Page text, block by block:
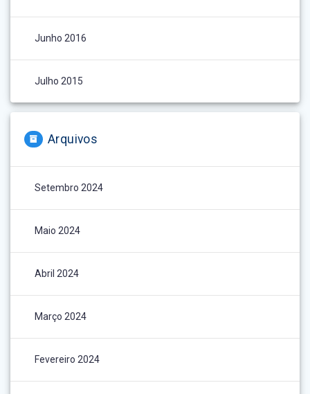
Junho 2016
Julho 2015
Arquivos
Setembro 2024
Maio 2024
Abril 2024
Março 2024
Fevereiro 2024